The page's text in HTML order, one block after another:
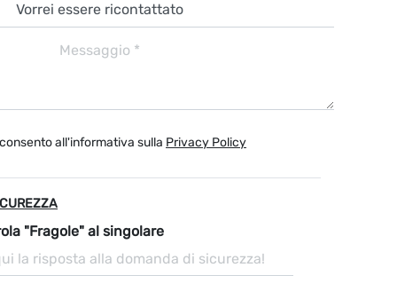
all'informativa sulla Privacy Policy
"Fragole" al singolare